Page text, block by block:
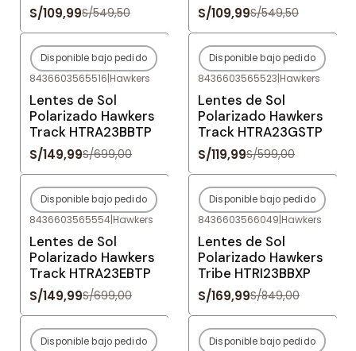
S/109,99S/549,50 S/109,99S/549,50
-79%OFF
Agotado
Disponible bajo pedido
8436603565516|Hawkers
Lentes de Sol
Polarizado Hawkers
Track HTRA23BBTP
S/149,99S/699,00
-80%OFF
Agotado
Disponible bajo pedido
8436603565523|Hawkers
Lentes de Sol
Polarizado Hawkers
Track HTRA23GSTP
S/119,99S/599,00
-79%OFF
Agotado
Disponible bajo pedido
8436603565554|Hawkers
Lentes de Sol
Polarizado Hawkers
Track HTRA23EBTP
S/149,99S/699,00
-80%OFF
Agotado
Disponible bajo pedido
8436603566049|Hawkers
Lentes de Sol
Polarizado Hawkers
Tribe HTRI23BBXP
S/169,99S/849,00
-80%OFF
Disponible bajo pedido -80%OFF
Disponible bajo pedido